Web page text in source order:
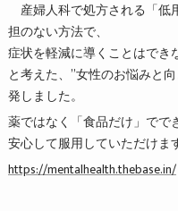
産婦人科で処方される「低
担のない方法で、
症状を軽減に導くことはでき
と考えた、”女性のお悩みと
発しました。
薬ではなく「食品だけ」でで
安心して服用していただけま
https://mentalhealth.thebase.in/